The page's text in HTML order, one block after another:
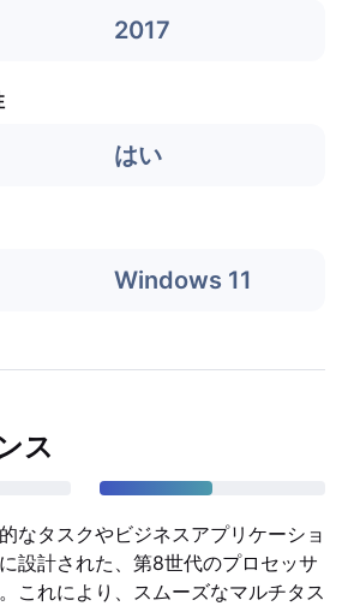
2017
はい
Windows 11
ス
なタスクやビジネスアプリケーショ
設計された、第8世代のプロセッサ
これにより、スムーズなマルチタス